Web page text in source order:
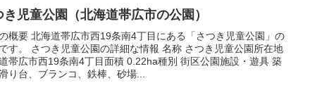
き児童公園（北海道帯広市の公園）
概要 北海道帯広市西19条南4丁目にある「さつき児童公園」の
す。 さつき児童公園の詳細な情報 名称 さつき児童公園所在地
帯広市西19条南4丁目面積 0.22ha種別 街区公園施設・遊具 築
り台、ブランコ、鉄棒、砂場...